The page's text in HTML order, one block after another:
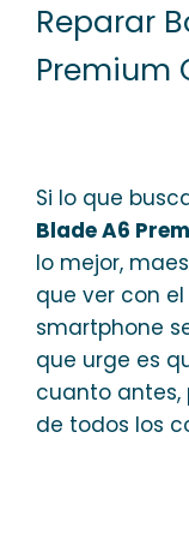
Reparar
Premium
Si lo que
Blade A6
lo mejor,
que ver con
smartphone
que urge es
cuanto antes,
de todos los